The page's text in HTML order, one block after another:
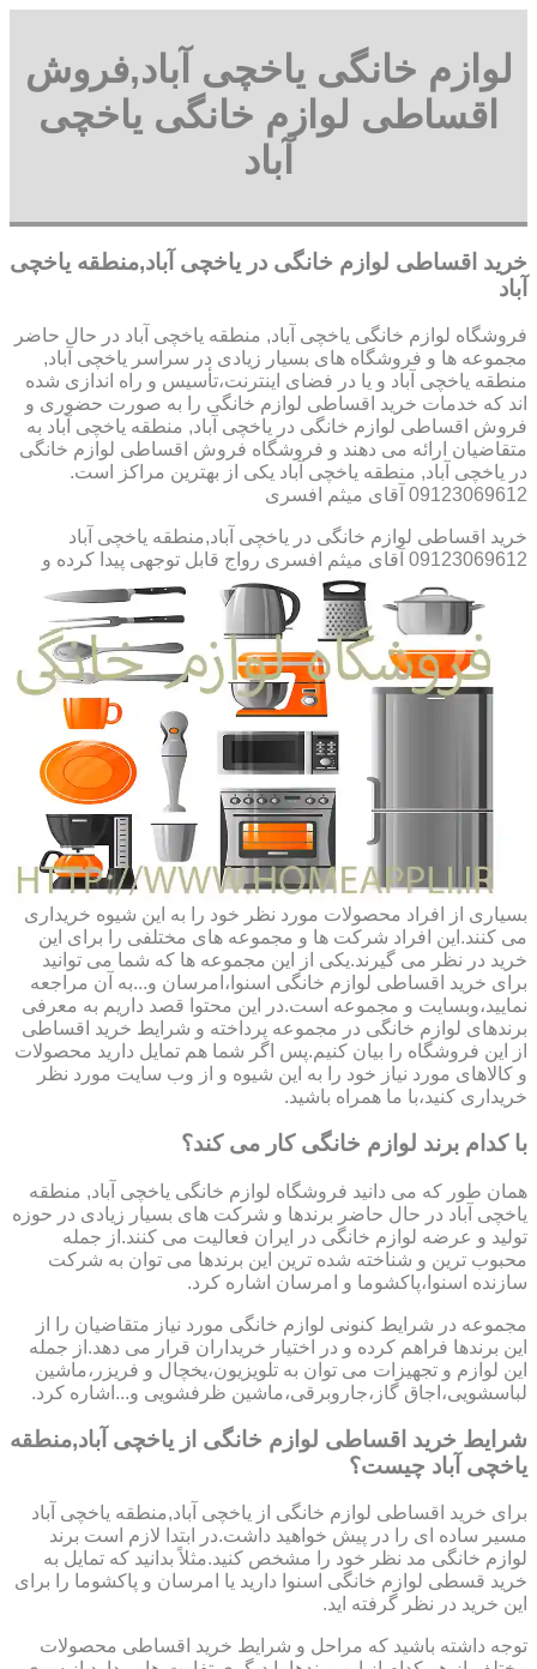
لوازم خانگی یاخچی آباد,فروش
اقساطی لوازم خانگی یاخچی
آباد
خرید اقساطی لوازم خانگی در یاخچی آباد,منطقه یاخچی
آباد
فروشگاه لوازم خانگی یاخچی آباد, منطقه یاخچی آباد در حال حاضر
مجموعه ها و فروشگاه های بسیار زیادی در سراسر یاخچی آباد,
منطقه یاخچی آباد و یا در فضای اینترنت،تأسیس و راه اندازی شده
اند که خدمات خرید اقساطی لوازم خانگی را به صورت حضوری و
فروش اقساطی لوازم خانگی در یاخچی آباد, منطقه یاخچی آباد به
متقاضیان ارائه می دهند و فروشگاه فروش اقساطی لوازم خانگی
در یاخچی آباد, منطقه یاخچی آباد یکی از بهترین مراکز است.
09123069612 آقای میثم افسری
خرید اقساطی لوازم خانگی در یاخچی آباد,منطقه یاخچی آباد
09123069612 آقای میثم افسری
رواج قابل توجهی پیدا کرده و
بسیاری از افراد محصولات مورد نظر خود را به این شیوه خریداری
می کنند.این افراد شرکت ها و مجموعه های مختلفی را برای این
خرید در نظر می گیرند.یکی از این مجموعه ها که شما می توانید
برای خرید اقساطی لوازم خانگی اسنوا،امرسان و...به آن مراجعه
نمایید،وبسایت و مجموعه است.در این محتوا قصد داریم به معرفی
برندهای لوازم خانگی در مجموعه پرداخته و شرایط خرید اقساطی
از این فروشگاه را بیان کنیم.پس اگر شما هم تمایل دارید محصولات
و کالاهای مورد نیاز خود را به این شیوه و از وب سایت مورد نظر
خریداری کنید،با ما همراه باشید.
با کدام برند لوازم خانگی کار می کند؟
همان طور که می دانید فروشگاه لوازم خانگی یاخچی آباد, منطقه
یاخچی آباد در حال حاضر برندها و شرکت های بسیار زیادی در حوزه
تولید و عرضه لوازم خانگی در ایران فعالیت می کنند.از جمله
محبوب ترین و شناخته شده ترین این برندها می توان به شرکت
سازنده اسنوا،پاکشوما و امرسان اشاره کرد.
مجموعه در شرایط کنونی لوازم خانگی مورد نیاز متقاضیان را از
این برندها فراهم کرده و در اختیار خریداران قرار می دهد.از جمله
این لوازم و تجهیزات می توان به تلویزیون،یخچال و فریزر،ماشین
لباسشویی،اجاق گاز،جاروبرقی،ماشین ظرفشویی و...اشاره کرد.
شرایط خرید اقساطی لوازم خانگی از یاخچی آباد,منطقه
یاخچی آباد چیست؟
برای خرید اقساطی لوازم خانگی از یاخچی آباد,منطقه یاخچی آباد
مسیر ساده ای را در پیش خواهید داشت.در ابتدا لازم است برند
لوازم خانگی مد نظر خود را مشخص کنید.مثلاً بدانید که تمایل به
خرید قسطی لوازم خانگی اسنوا دارید یا امرسان و پاکشوما را برای
این خرید در نظر گرفته اید.
توجه داشته باشید که مراحل و شرایط خرید اقساطی محصولات